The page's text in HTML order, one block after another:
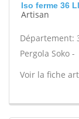
Iso ferme 36
Artisan
Département:
Pergola Soko -
Voir la fiche